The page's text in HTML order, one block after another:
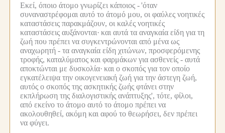
Εκεί, όποιο άτομο γνωρίζει κάποιος -'όταν
συναναστρέφομαι αυτό το άτομό μου, οι φαύλες νοητικές
καταστάσεις παρακμάζουν, οι καλές νοητικές
καταστάσεις αυξάνονται· και αυτά τα αναγκαία είδη για τη
ζωή που πρέπει να συγκεντρώνονται από μένα ως
αναχωρητή - τα αναγκαία είδη χιτώνων, προσφερόμενης
τροφής, καταλύματος και φαρμάκων για ασθενείς - αυτά
αποκτώνται με δυσκολία· και ο σκοπός για τον οποίο
εγκατέλειψα την οικογενειακή ζωή για την άστεγη ζωή,
αυτός ο σκοπός της ασκητικής ζωής φτάνει στην
εκπλήρωση της διαλογιστικής ανάπτυξης', τότε, φίλοι,
από εκείνο το άτομο αυτό το άτομο πρέπει να
ακολουθηθεί, ακόμη και αφού το θεωρήσει, δεν πρέπει
να φύγει.